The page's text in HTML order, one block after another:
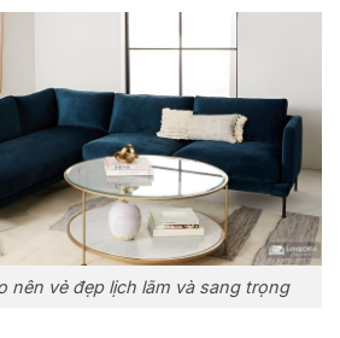
nên vẻ đẹp lịch lãm và sang trọng